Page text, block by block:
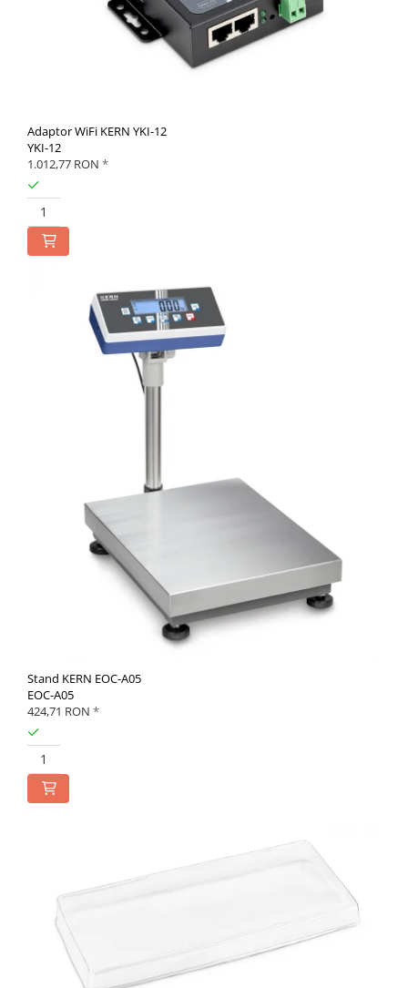
Adaptor WiFi KERN YKI-12
YKI-12
1.012,77 RON *
Stand KERN EOC-A05
EOC-A05
424,71 RON *